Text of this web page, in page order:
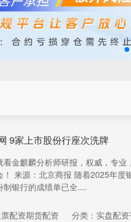
9家上市股份行座次洗牌
看金麒麟分析师研报，权威，专
！ 来源：北京商报 随着2025年度
制银行的成绩单已全....
配资期货配资 分类：实盘配